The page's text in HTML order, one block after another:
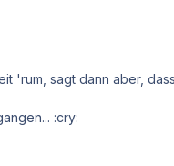
'rum, sagt dann aber,
:cry: